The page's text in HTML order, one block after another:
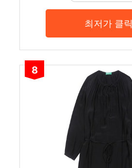
최저가 클릭
8